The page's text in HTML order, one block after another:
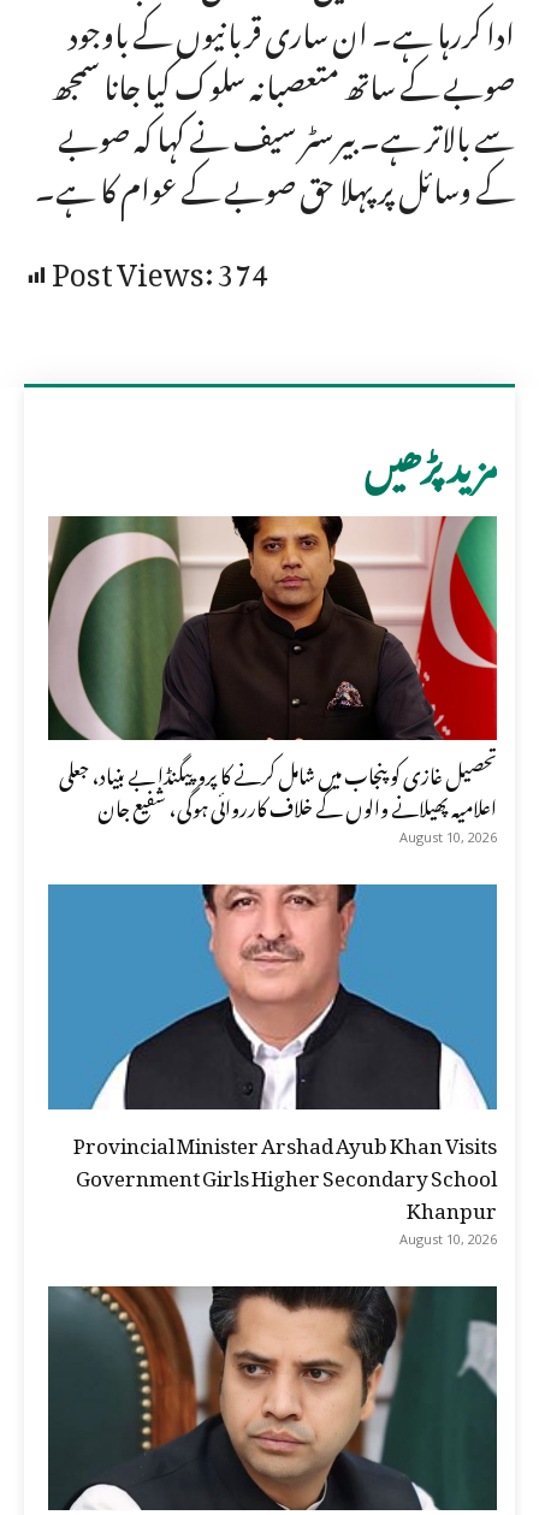
ادا کررہا ہے۔ ان ساری قربانیوں کے باوجود
صوبے کے ساتھ متعصبانہ سلوک کیا جانا سمجھ
سے بالاتر ہے۔ بیرسٹر سیف نے کہا کہ صوبے
کے وسائل پر پہلا حق صوبے کے عوام کا ہے۔
Post Views:374
مزید پڑھیں
تحصیل غازی کو پنجاب میں شامل کرنے کا پروپیگنڈا بے بنیاد، جعلی
اعلامیہ پھیلانے والوں کے خلاف کارروائی ہوگی، شفیع جان
August 10, 2026
Provincial Minister Arshad Ayub Khan Visits
Government Girls Higher Secondary School
Khanpur
August 10, 2026